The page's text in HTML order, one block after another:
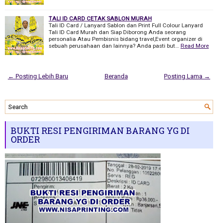
TALI ID CARD CETAK SABLON MURAH
Tali ID Card / Lanyard Sablon dan Print Full Colour Lanyard
Tali ID Card Murah dan Siap Diborong Anda seorang
personalia Atau Pembisnis bidang travel,Event organizer di
sebuah perusahaan dan lainnya? Anda pasti but… Read More
← Posting Lebih Baru Posting Lama →
Beranda
BUKTI RESI PENGIRIMAN BARANG YG DI
ORDER